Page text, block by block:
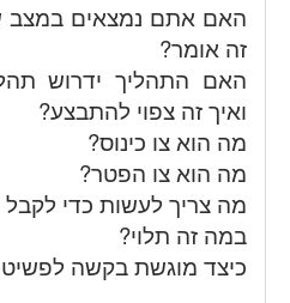
האם אתם נמצאים במצב
זה אומר?
האם התהליך ידרוש
ואיך זה צפוי להתבצע?
מה הוא צו כינוס?
מה הוא צו הפטר?
מה צריך לעשות כדי
במה זה תלוי?
כיצד מוגשת בקשה